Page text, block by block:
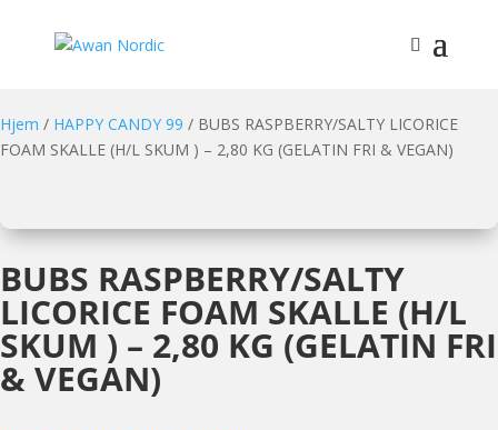
Hjem / HAPPY CANDY 99 / BUBS RASPBERRY/SALTY LICORICE
FOAM SKALLE (H/L SKUM ) – 2,80 KG (GELATIN FRI & VEGAN)
BUBS RASPBERRY/SALTY
LICORICE FOAM SKALLE (H/L
SKUM ) – 2,80 KG (GELATIN FRI
& VEGAN)